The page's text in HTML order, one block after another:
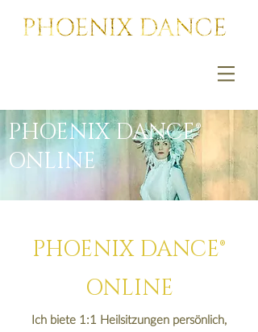
PHOENIX DANCE®
ONLINE
PHOENIX DANCE®
ONLINE
Ich biete 1:1 Heilsitzungen persönlich,